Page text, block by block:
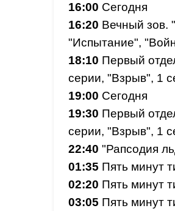
16:00 Сегодня
16:20 Вечный зов.
"Испытание",
18:10 Первый
серии, "Взрыв", 1
19:00 Сегодня
19:30 Первый
серии, "Взрыв", 1
22:40 "Рапсодия
01:35 Пять минут
02:20 Пять минут
03:05 Пять минут